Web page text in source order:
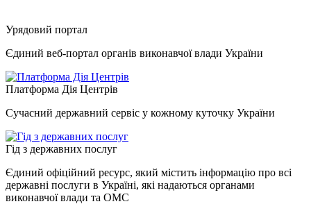
Урядовий портал
Єдиний веб-портал органів виконавчої влади України
Платформа Дія Центрів
Сучасний державний сервіс у кожному куточку України
Гід з державних послуг
Єдиний офіційний ресурс, який містить інформацію про всі
державні послуги в Україні, які надаються органами
виконавчої влади та ОМС